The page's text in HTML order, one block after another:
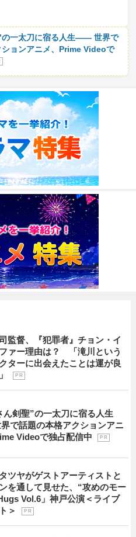
の一太刀に宿る人生―― 世界で
ションアニメ、Prime Videoで
監督、『犯罪者』チョン・イ
ァー理由は？ 「滝川という
ターに出会えたことは運が良
P R
ん剣聖”の一太刀に宿る人生
で話題の本格アクションアニ
Videoで独占配信中
P R
ツヤがゲストアーティストと
を通して見せた、“攻めのモー
Vol.6」神戸公演＜ライブ
＞
P R